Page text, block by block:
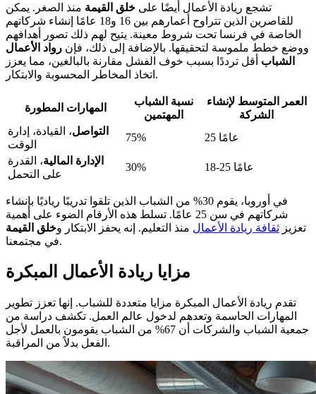
تشجع ريادة الأعمال أيضًا على خلق القيمة منذ الصغر. يمكن
للقاصرين الذين تتراوح أعمارهم بين 16 و18 عامًا إنشاء شركاتهم
الخاصة في فرنسا تحت شروط معينة. يتيح لهم ذلك تصور أهدافهم
ووضع خطط ملموسة لتحقيقها. بالإضافة إلى ذلك، فإن رواد الأعمال
الشباب أقل ترددًا بسبب خوف الفشل مقارنة بالبالغين، مما يعزز
اتخاذ المخاطر المحسوبة والابتكار.
المهارات المطورة
نسبة الشباب
المهتمين
العمر المتوسط لإنشاء
الشركة
التواصل، القيادة، إدارة
الوقت
75%
25 عامًا
الإدارة المالية، القدرة
على التحمل
30% 18-25 عامًا
في أوروبا، يقوم 30% من الشباب الذين تلقوا تدريبًا رياديًا بإنشاء
شركاتهم في سن 25 عامًا. تسلط هذه الأرقام الضوء على أهمية
تعزيز ثقافة ريادة الأعمال منذ التعليم. إنه يحفز الابتكار وخلق القيمة
في مجتمعنا.
مزايا ريادة الأعمال المبكرة
تقدم ريادة الأعمال المبكرة مزايا متعددة للشباب. إنها تعزز تطوير
المهارات الحاسمة وتعدهم لدخول عالم العمل. تكشف دراسة من
جمعية الشباب والشركات أن 67% من الشباب يقومون بالعمل لأجل
الفعل بدلاً من المراقبة.